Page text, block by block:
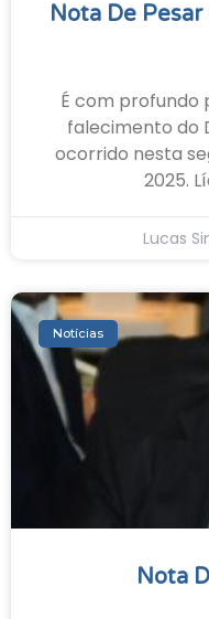
Nota De
É com profundo
falecimento do
ocorrido nesta
2025.
Lucas
Notícias
Nota